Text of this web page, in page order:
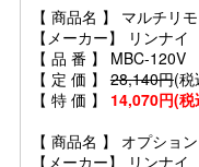
【 商品名 】 マルチリ
【メーカー】 リンナイ
【 品 番 】 MBC-120V
【 定 価 】 28,140円(税
【 特 価 】 14,070円(税
【 商品名 】 オプショ
【メーカー】 リンナイ